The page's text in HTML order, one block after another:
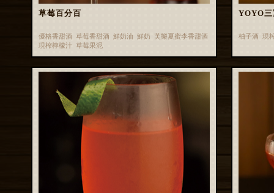
草莓百分百
優格香甜酒 草莓香甜酒 鮮奶油 鮮奶 芙樂夏蜜李香甜酒
現榨檸檬汁 草莓果泥
YOYO
柚子酒 現